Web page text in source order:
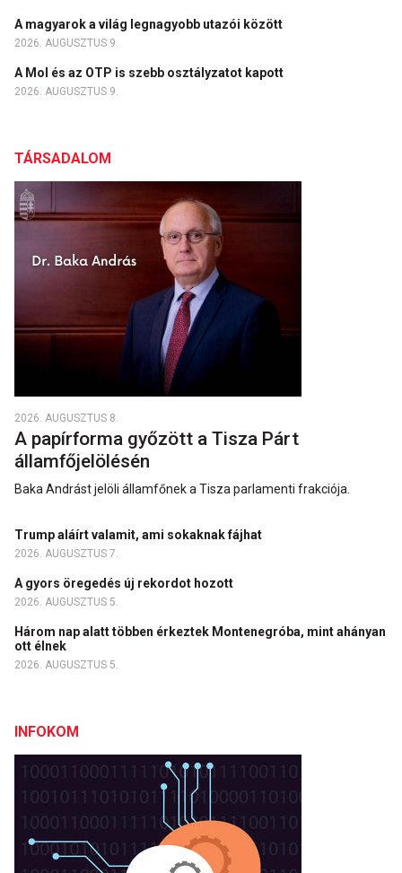
A magyarok a világ legnagyobb utazói között
2026. AUGUSZTUS 9.
A Mol és az OTP is szebb osztályzatot kapott
2026. AUGUSZTUS 9.
TÁRSADALOM
2026. AUGUSZTUS 8.
A papírforma győzött a Tisza Párt
államfőjelölésén
Baka Andrást jelöli államfőnek a Tisza parlamenti frakciója.
Trump aláírt valamit, ami sokaknak fájhat
2026. AUGUSZTUS 7.
A gyors öregedés új rekordot hozott
2026. AUGUSZTUS 5.
Három nap alatt többen érkeztek Montenegróba, mint ahányan
ott élnek
2026. AUGUSZTUS 5.
INFOKOM